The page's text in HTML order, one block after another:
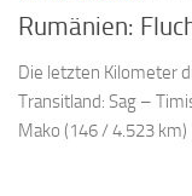
Rumänien:
Die letzten Kilometer
Transitland: Sag –
Mako (146 / 4.523 km)